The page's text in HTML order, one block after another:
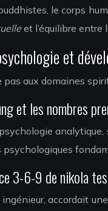
le corps
et l’équilibre
et
pas aux domaines
et les nombres
3-6-9 de nikola
accordait